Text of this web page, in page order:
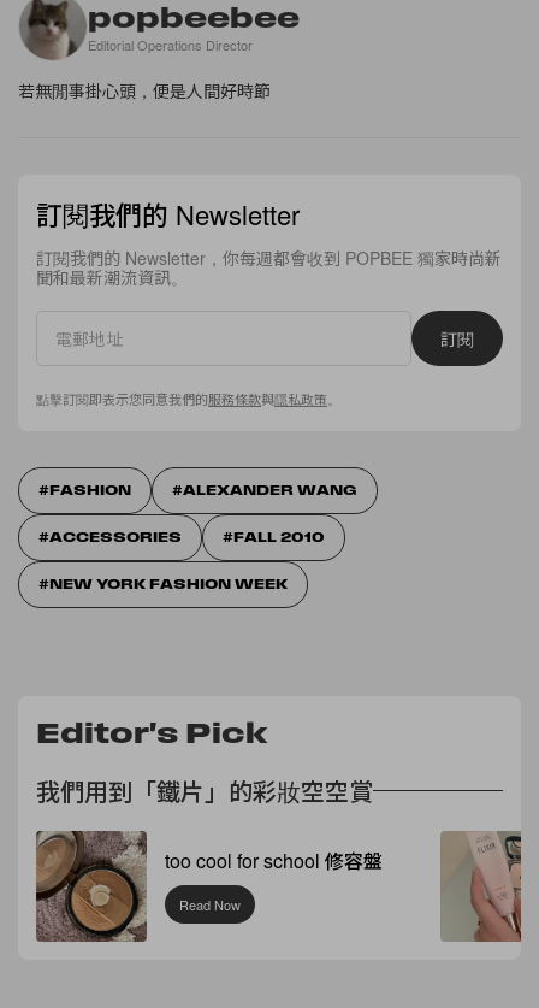
popbeebee
Editorial Operations Director
若無閒事掛心頭，便是人間好時節
訂閱我們的 Newsletter
訂閱我們的 Newsletter，你每週都會收到 POPBEE 獨家時尚新
聞和最新潮流資訊。
訂閱
點擊訂閱即表示您同意我們的服務條款與隱私政策
FASHION ALEXANDER WANG
ACCESSORIES FALL 2010
NEW YORK FASHION WEEK
Editor's Pick
我們用到「鐵片」的彩妝空空賞
too cool for school 修容盤
Read Now